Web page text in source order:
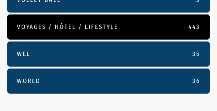
VOYAGES / HÔTEL / LIFESTYLE 443
WEL 35
WORLD 36